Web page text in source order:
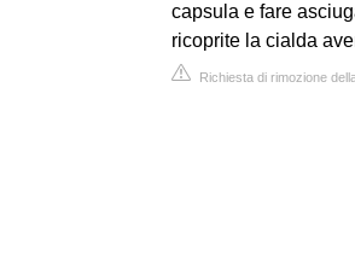
capsula e fare
ricoprite la cialda
Richiesta di rimozione